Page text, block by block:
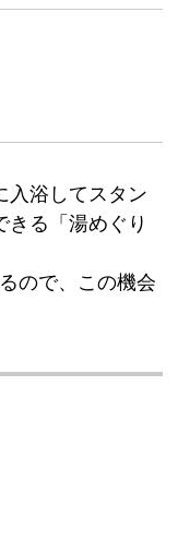
入浴してスタン
きる「湯めぐり
ので、この機会